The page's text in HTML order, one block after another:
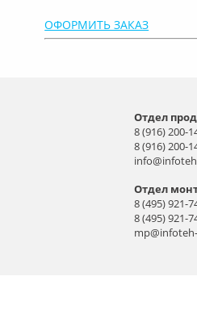
ОФОРМИТЬ ЗАКАЗ
Отдел
8 (916) 200-
8 (916) 200-
Отдел
8 (495) 921-
8 (495) 921-